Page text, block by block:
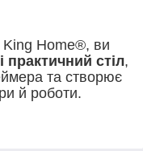
King Home®, ви
практичний стіл,
та створює
й роботи.